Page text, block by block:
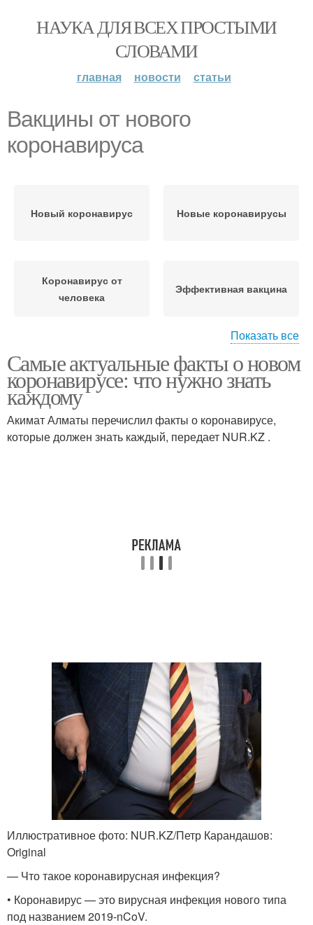
НАУКА ДЛЯ ВСЕХ ПРОСТЫМИ
СЛОВАМИ
главная новости статьи
Вакцины от нового
коронавируса
Новый коронавирус Новые коронавирусы
Коронавирус от
человека
Эффективная вакцина
коронавируса
Показать все
Самые актуальные факты о новом
коронавирусе: что нужно знать
каждому
Акимат Алматы перечислил факты о коронавирусе,
которые должен знать каждый, передает NUR.KZ .
Иллюстративное фото: NUR.KZ/Петр Карандашов:
Original
— Что такое коронавирусная инфекция?
• Коронавирус — это вирусная инфекция нового типа
под названием 2019-nCoV.